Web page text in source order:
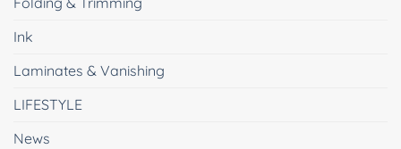
Ink
Laminates & Vanishing
LIFESTYLE
News